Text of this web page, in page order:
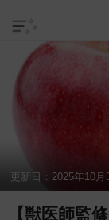
更新日： 2025年10月
【獣医師監